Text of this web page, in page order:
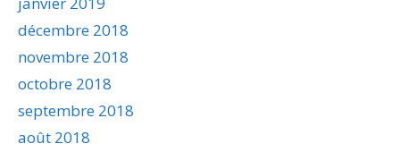
décembre 2018
novembre 2018
octobre 2018
septembre 2018
août 2018